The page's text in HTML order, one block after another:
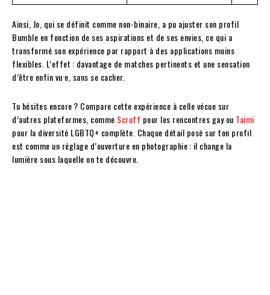
Ainsi, Jo, qui se définit comme non-binaire, a pu ajuster son profil
Bumble en fonction de ses aspirations et de ses envies, ce qui a
transformé son expérience par rapport à des applications moins
flexibles. L’effet : davantage de matches pertinents et une sensation
d’être enfin vu·e, sans se cacher.
Tu hésites encore ? Compare cette expérience à celle vécue sur
d’autres plateformes, comme Scruff pour les rencontres gay ou Taimi
pour la diversité LGBTQ+ complète. Chaque détail posé sur ton profil
est comme un réglage d’ouverture en photographie : il change la
lumière sous laquelle on te découvre.